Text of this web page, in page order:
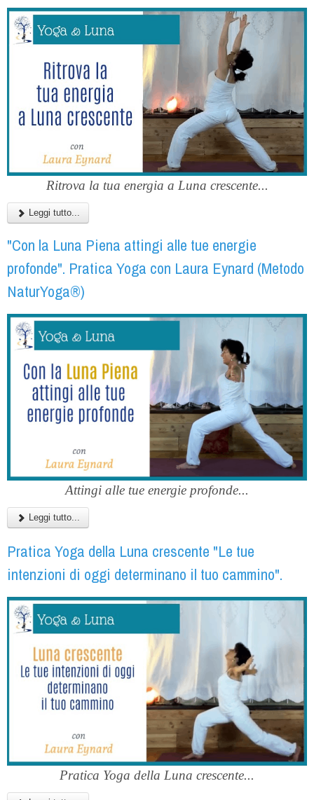
Ritrova la tua energia a Luna crescente...
Leggi tutto...
"Con la Luna Piena attingi alle tue energie
profonde". Pratica Yoga con Laura Eynard (Metodo
NaturYoga®)
Attingi alle tue energie profonde...
Leggi tutto...
Pratica Yoga della Luna crescente "Le tue
intenzioni di oggi determinano il tuo cammino".
Pratica Yoga della Luna crescente...